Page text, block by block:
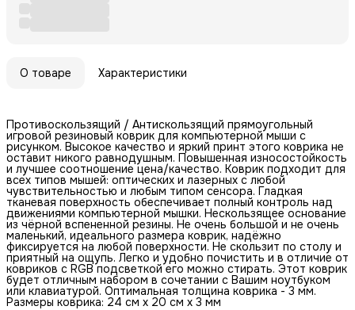
О товаре Характеристики
Противоскользящий / Антискользящий прямоугольный
игровой резиновый коврик для компьютерной мыши с
рисунком. Высокое качество и яркий принт этого коврика не
оставит никого равнодушным. Повышенная износостойкость
и лучшее соотношение цена/качество. Коврик подходит для
всех типов мышей: оптических и лазерных с любой
чувствительностью и любым типом сенсора. Гладкая
тканевая поверхность обеспечивает полный контроль над
движениями компьютерной мышки. Нескользящее основание
из чёрной вспененной резины. Не очень большой и не очень
маленький, идеального размера коврик, надёжно
фиксируется на любой поверхности. Не скользит по столу и
приятный на ощупь. Легко и удобно почистить и в отличие от
ковриков с RGB подсветкой его можно стирать. Этот коврик
будет отличным набором в сочетании с Вашим ноутбуком
или клавиатурой. Оптимальная толщина коврика - 3 мм.
Размеры коврика: 24 см x 20 см x 3 мм